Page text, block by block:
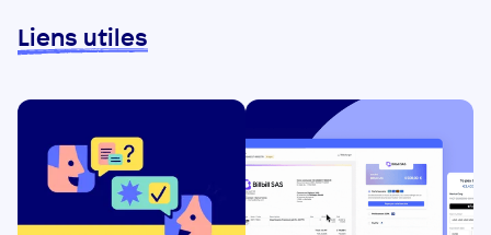
Liens utiles